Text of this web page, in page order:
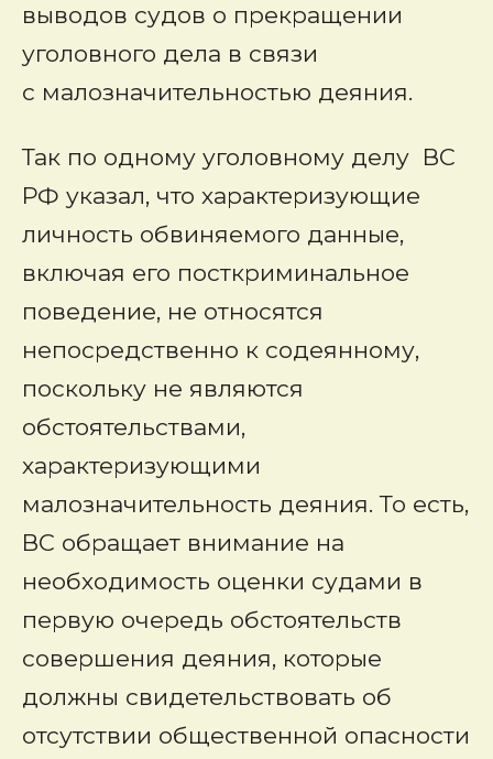
выводов судов о прекращении
уголовного дела в связи
с малозначительностью деяния.
Так по одному уголовному делу ВС
РФ указал, что характеризующие
личность обвиняемого данные,
включая его посткриминальное
поведение, не относятся
непосредственно к содеянному,
поскольку не являются
обстоятельствами,
характеризующими
малозначительность деяния. То есть,
ВС обращает внимание на
необходимость оценки судами в
первую очередь обстоятельств
совершения деяния, которые
должны свидетельствовать об
отсутствии общественной опасности